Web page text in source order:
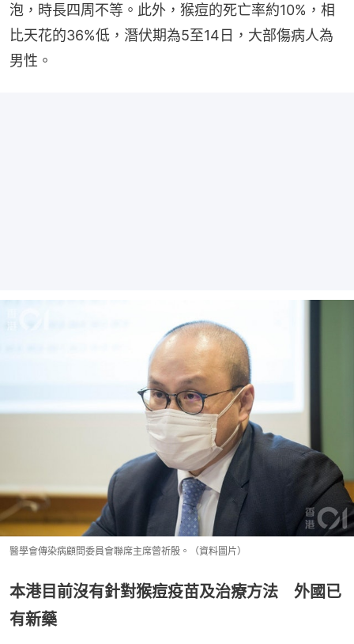
泡，時長四周不等。此外，猴痘的死亡率約10%，相
比天花的36%低，潛伏期為5至14日，大部傷病人為
男性。
醫學會傳染病顧問委員會聯席主席曾祈殷。（資料圖片）
本港目前沒有針對猴痘疫苗及治療方法 外國已
有新藥